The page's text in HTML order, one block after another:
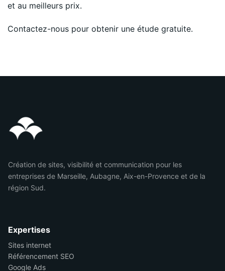
et au meilleurs prix.
Contactez-nous pour obtenir une étude gratuite.
Création de sites, visibilité et communication pour les
entreprises de Marseille, Aubagne, Aix-en-Provence et de la
région Sud.
Expertises
Sites internet
Référencement SEO
Google Ads